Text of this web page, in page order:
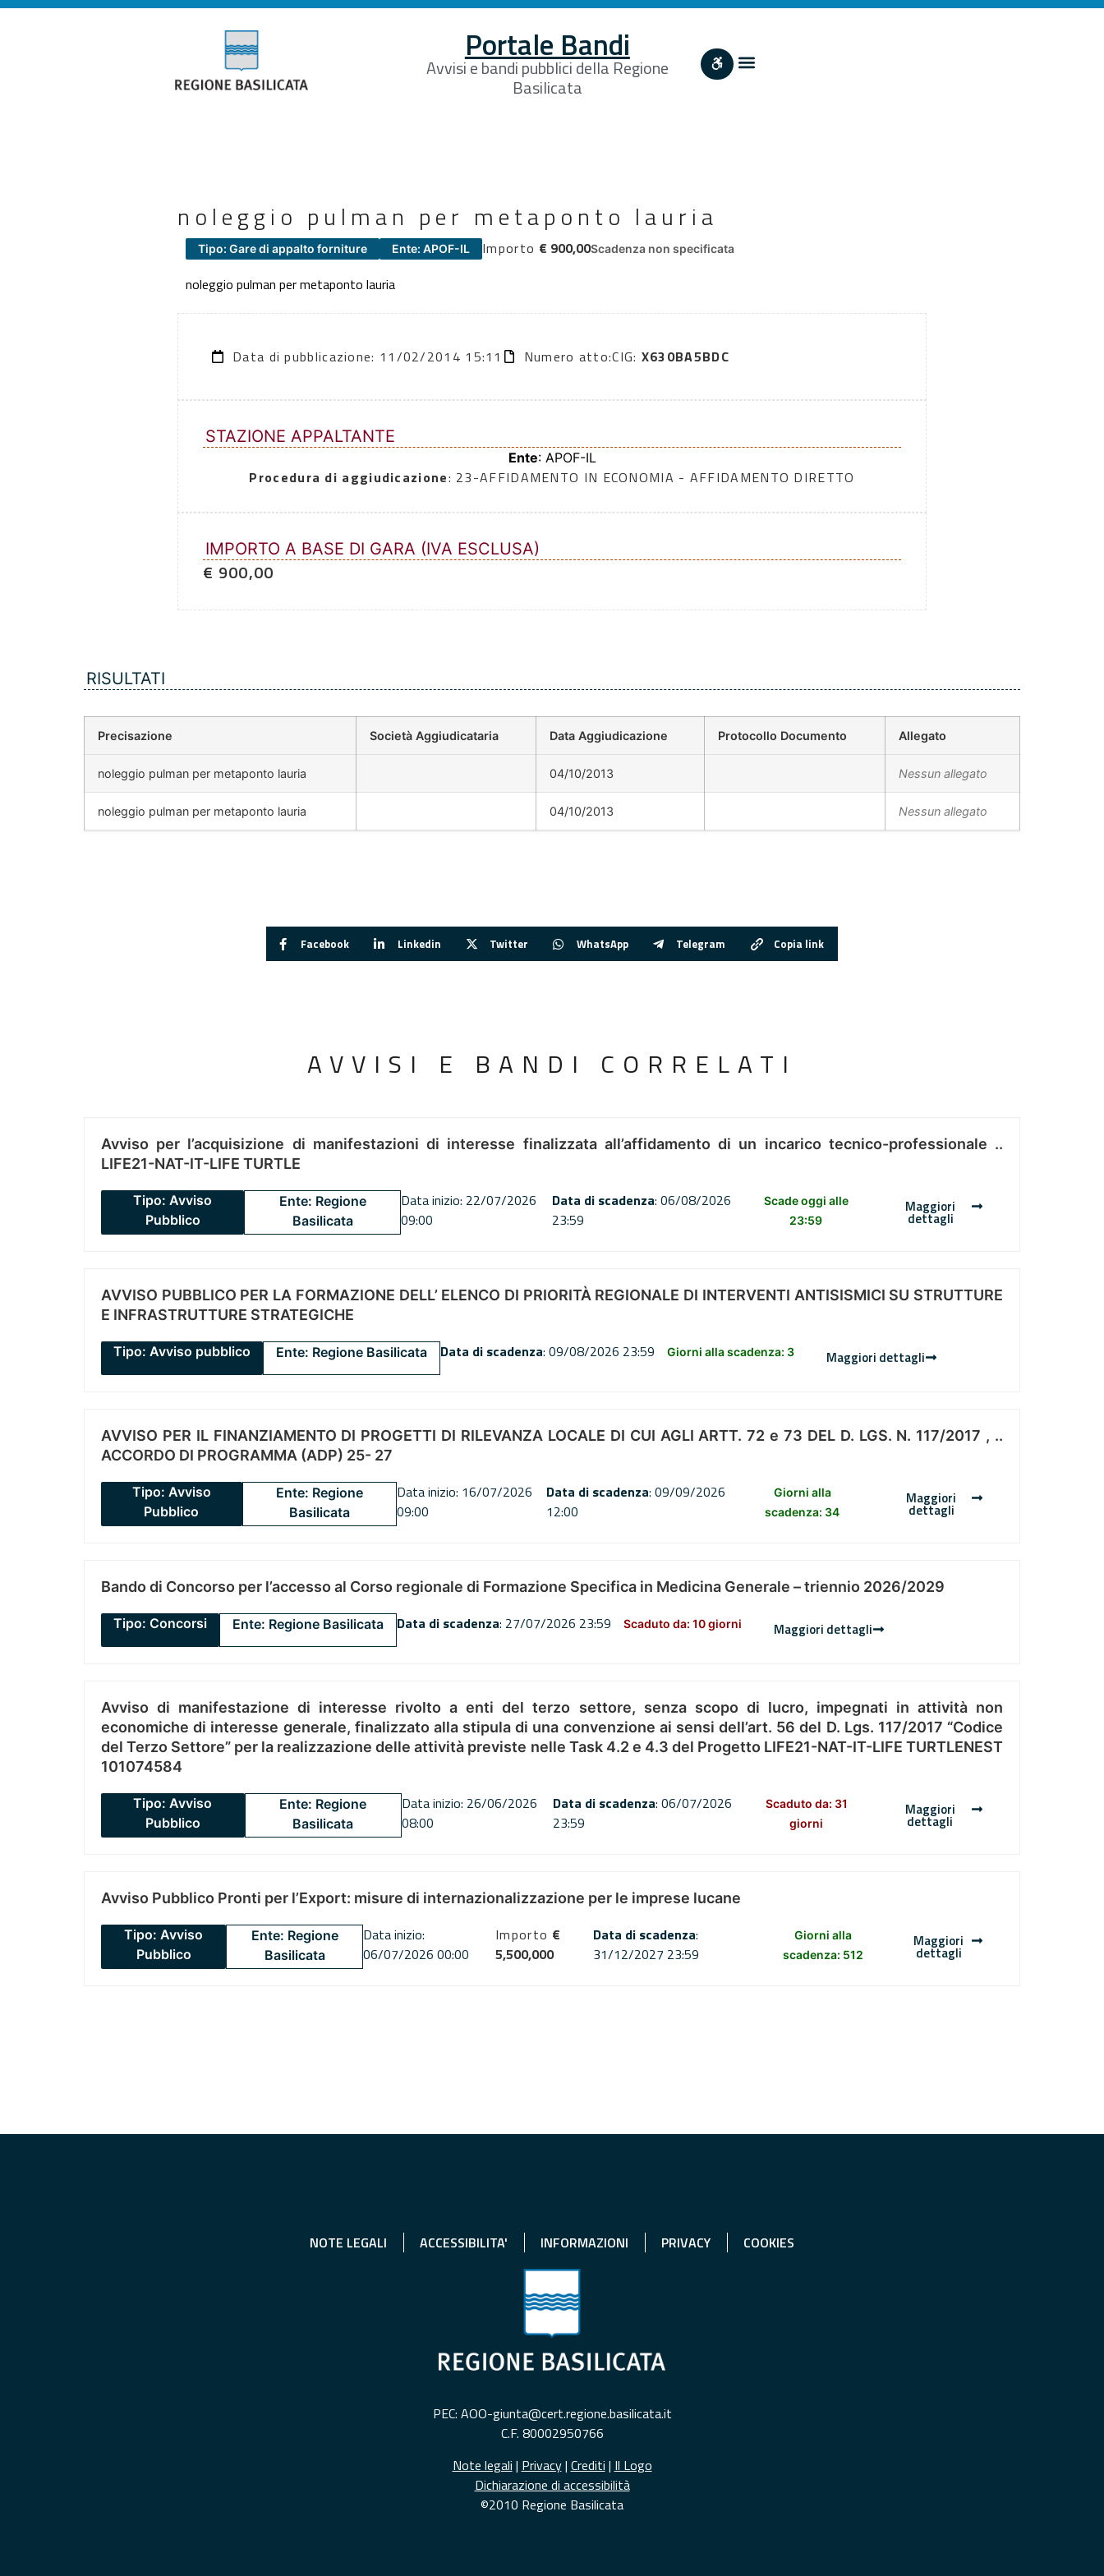
Portale Bandi
Avvisi e bandi pubblici della Regione
Basilicata
noleggio pulman per metaponto lauria
Tipo: Gare di appalto forniture Ente: APOF-IL Importo € 900,00Scadenza non specificata
noleggio pulman per metaponto lauria
Data di pubblicazione: 11/02/2014 15:11 Numero atto:CIG: X630BA5BDC
STAZIONE APPALTANTE
Ente: APOF-IL
Procedura di aggiudicazione: 23-AFFIDAMENTO IN ECONOMIA - AFFIDAMENTO DIRETTO
IMPORTO A BASE DI GARA (IVA ESCLUSA)
€ 900,00
RISULTATI
Precisazione Società Aggiudicataria Data Aggiudicazione Protocollo Documento Allegato
noleggio pulman per metaponto lauria 04/10/2013 Nessun allegato
noleggio pulman per metaponto lauria 04/10/2013 Nessun allegato
Facebook Linkedin Twitter WhatsApp Telegram Copia link
AVVISI E BANDI CORRELATI
Avviso per l’acquisizione di manifestazioni di interesse finalizzata all’affidamento di un incarico tecnico-professionale ..
LIFE21-NAT-IT-LIFE TURTLE
Tipo: Avviso
Pubblico
Ente: Regione
Basilicata
Data inizio: 22/07/2026
09:00
Data di scadenza: 06/08/2026
23:59
Scade oggi alle
23:59
Maggiori
dettagli
AVVISO PUBBLICO PER LA FORMAZIONE DELL’ ELENCO DI PRIORITÀ REGIONALE DI INTERVENTI ANTISISMICI SU STRUTTURE
E INFRASTRUTTURE STRATEGICHE
Tipo: Avviso pubblico Ente: Regione Basilicata Data di scadenza: 09/08/2026 23:59 Giorni alla scadenza: 3 Maggiori dettagli
AVVISO PER IL FINANZIAMENTO DI PROGETTI DI RILEVANZA LOCALE DI CUI AGLI ARTT. 72 e 73 DEL D. LGS. N. 117/2017 , ..
ACCORDO DI PROGRAMMA (ADP) 25- 27
Tipo: Avviso
Pubblico
Ente: Regione
Basilicata
Data inizio: 16/07/2026
09:00
Data di scadenza: 09/09/2026
12:00
Giorni alla
scadenza: 34
Maggiori
dettagli
Bando di Concorso per l’accesso al Corso regionale di Formazione Specifica in Medicina Generale – triennio 2026/2029
Tipo: Concorsi Ente: Regione Basilicata Data di scadenza: 27/07/2026 23:59 Scaduto da: 10 giorni Maggiori dettagli
Avviso di manifestazione di interesse rivolto a enti del terzo settore, senza scopo di lucro, impegnati in attività non
economiche di interesse generale, finalizzato alla stipula di una convenzione ai sensi dell’art. 56 del D. Lgs. 117/2017 “Codice
del Terzo Settore” per la realizzazione delle attività previste nelle Task 4.2 e 4.3 del Progetto LIFE21-NAT-IT-LIFE TURTLENEST
101074584
Tipo: Avviso
Pubblico
Ente: Regione
Basilicata
Data inizio: 26/06/2026
08:00
Data di scadenza: 06/07/2026
23:59
Scaduto da: 31
giorni
Maggiori
dettagli
Avviso Pubblico Pronti per l’Export: misure di internazionalizzazione per le imprese lucane
Tipo: Avviso
Pubblico
Ente: Regione
Basilicata
Data inizio:
06/07/2026 00:00
Importo €
5,500,000
Data di scadenza:
31/12/2027 23:59
Giorni alla
scadenza: 512
Maggiori
dettagli
NOTE LEGALI ACCESSIBILITA' INFORMAZIONI PRIVACY COOKIES
PEC: AOO-giunta@cert.regione.basilicata.it
C.F. 80002950766
Note legali | Privacy| Crediti | Il Logo
Dichiarazione di accessibilità
©2010 Regione Basilicata